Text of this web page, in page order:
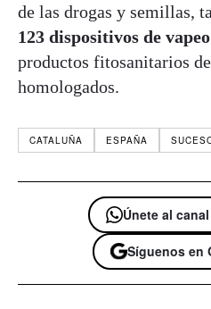
de las drogas y semillas,
123 dispositivos de vapeo
productos fitosanitarios
homologados.
CATALUÑA ESPAÑA
Únete al
Síguenos en